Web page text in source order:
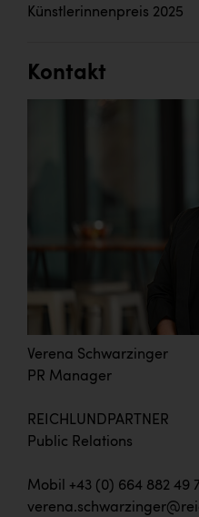
Künstlerinnenpreis 2025
Kontakt
Verena Schwarzinger
PR Manager
REICHLUNDPARTNER
Public Relations
Mobil +43 (0) 664 882 49